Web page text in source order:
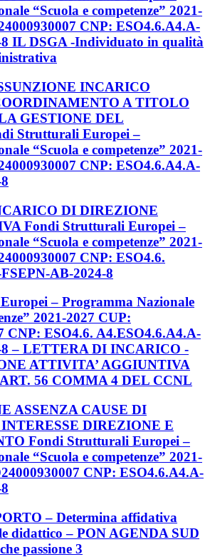
“Scuola e competenze” 2021-
CNP: ESO4.6.A4.A-
IL DSGA -Individuato in qualità
INCARICO
A TITOLO
GESTIONE DEL
Strutturali Europei –
“Scuola e competenze” 2021-
CNP: ESO4.6.A4.A-
DI DIREZIONE
Fondi Strutturali Europei –
“Scuola e competenze” 2021-
CNP: ESO4.6.
AB-2024-8
– Programma Nazionale
2021-2027 CUP:
CNP: ESO4.6. A4.ESO4.6.A4.A-
8 – LETTERA DI INCARICO -
ATTIVITA’ AGGIUNTIVA
56 COMMA 4 DEL CCNL
ASSENZA CAUSE DI
DIREZIONE E
Fondi Strutturali Europei –
“Scuola e competenze” 2021-
CNP: ESO4.6.A4.A-
– Determina affidativa
didattico – PON AGENDA SUD
passione 3